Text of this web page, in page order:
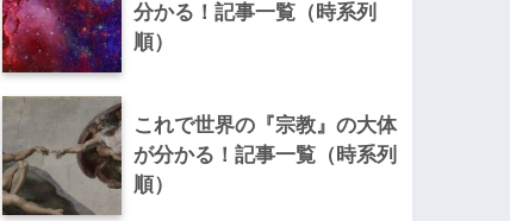
分かる！記事一覧（時系列
順）
これで世界の『宗教』の大体
が分かる！記事一覧（時系列
順）